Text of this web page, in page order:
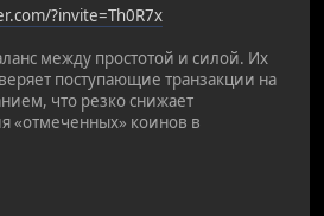
?invite=Th0R7x
между простотой и силой. Их
поступающие транзакции на
что резко снижает
«отмеченных» коинов в